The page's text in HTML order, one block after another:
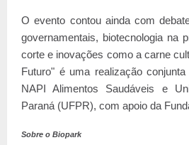
O evento contou ainda com
governamentais, biotecnologia na
corte e inovações como a carne
Futuro" é uma realização
NAPI Alimentos Saudáveis e
Paraná (UFPR), com apoio da
Sobre o Biopark